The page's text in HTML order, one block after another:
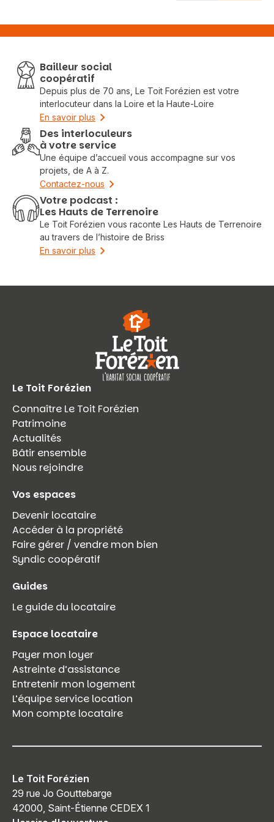
Bailleur social
coopératif
Depuis plus de 70 ans, Le Toit Forézien est votre
interlocuteur dans la Loire et la Haute-Loire
En savoir plus
Des interloculeurs
à votre service
Une équipe d’accueil vous accompagne sur vos
projets, de A à Z.
Contactez-nous
Votre podcast :
Les Hauts de Terrenoire
Le Toit Forézien vous raconte Les Hauts de Terrenoire
au travers de l’histoire de Briss
En savoir plus
Le Toit Forézien
Connaître Le Toit Forézien
Patrimoine
Actualités
Bâtir ensemble
Nous rejoindre
Vos espaces
Devenir locataire
Accéder à la propriété
Faire gérer / vendre mon bien
Syndic coopératif
Guides
Le guide du locataire
Espace locataire
Payer mon loyer
Astreinte d’assistance
Entretenir mon logement
L’équipe service location
Mon compte locataire
Le Toit Forézien
29 rue Jo Gouttebarge
42000, Saint-Étienne CEDEX 1